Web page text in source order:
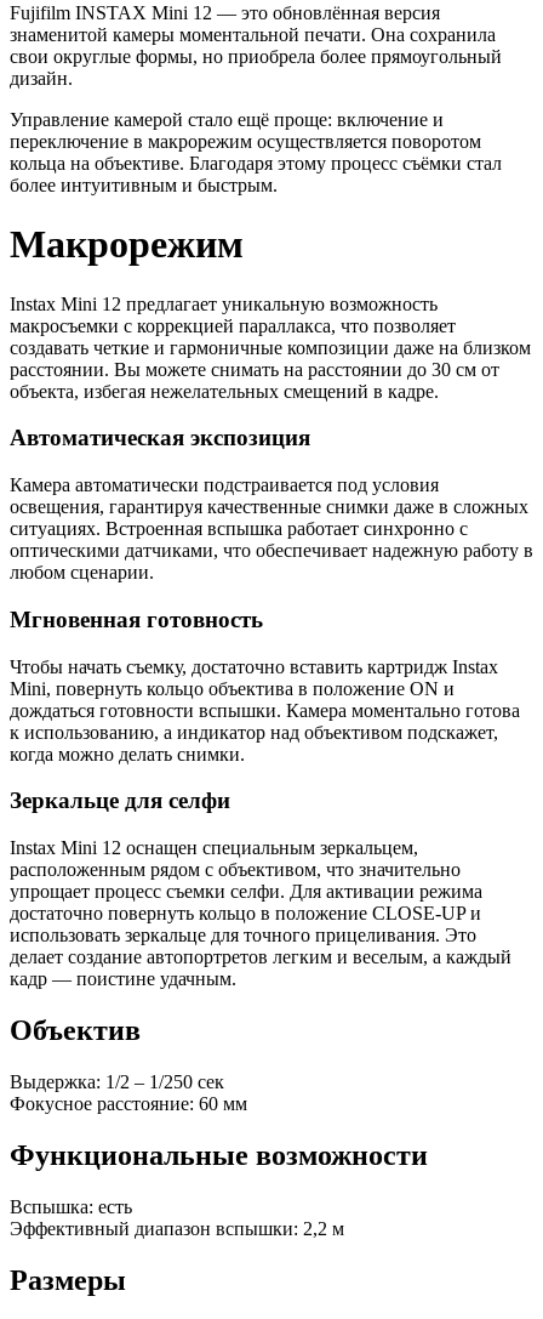
Fujifilm INSTAX Mini 12 — это обновлённая версия
знаменитой камеры моментальной печати. Она сохранила
свои округлые формы, но приобрела более прямоугольный
дизайн.
Управление камерой стало ещё проще: включение и
переключение в макрорежим осуществляется поворотом
кольца на объективе. Благодаря этому процесс съёмки стал
более интуитивным и быстрым.
Макрорежим
Instax Mini 12 предлагает уникальную возможность
макросъемки с коррекцией параллакса, что позволяет
создавать четкие и гармоничные композиции даже на близком
расстоянии. Вы можете снимать на расстоянии до 30 см от
объекта, избегая нежелательных смещений в кадре.
Автоматическая экспозиция
Камера автоматически подстраивается под условия
освещения, гарантируя качественные снимки даже в сложных
ситуациях. Встроенная вспышка работает синхронно с
оптическими датчиками, что обеспечивает надежную работу в
любом сценарии.
Мгновенная готовность
Чтобы начать съемку, достаточно вставить картридж Instax
Mini, повернуть кольцо объектива в положение ON и
дождаться готовности вспышки. Камера моментально готова
к использованию, а индикатор над объективом подскажет,
когда можно делать снимки.
Зеркальце для селфи
Instax Mini 12 оснащен специальным зеркальцем,
расположенным рядом с объективом, что значительно
упрощает процесс съемки селфи. Для активации режима
достаточно повернуть кольцо в положение CLOSE-UP и
использовать зеркальце для точного прицеливания. Это
делает создание автопортретов легким и веселым, а каждый
кадр — поистине удачным.
Объектив
Выдержка: 1/2 – 1/250 сек
Фокусное расстояние: 60 мм
Функциональные возможности
Вспышка: есть
Эффективный диапазон вспышки: 2,2 м
Размеры